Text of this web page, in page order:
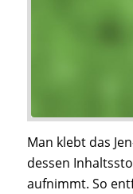
Man klebt das
dessen
aufnimmt. So